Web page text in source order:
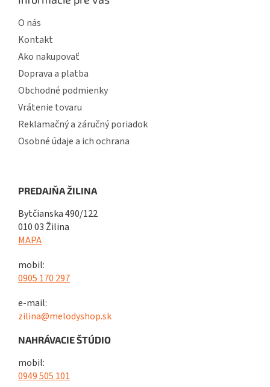
O nás
Kontakt
Ako nakupovať
Doprava a platba
Obchodné podmienky
Vrátenie tovaru
Reklamačný a záručný poriadok
Osobné údaje a ich ochrana
PREDAJŇA ŽILINA
Bytčianska 490/122
010 03 Žilina
MAPA
mobil:
0905 170 297
e-mail:
zilina@melodyshop.sk
NAHRÁVACIE ŠTÚDIO
mobil:
0949 505 101